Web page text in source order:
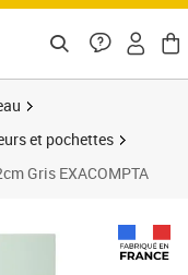
et pochettes
Gris EXACOMPTA